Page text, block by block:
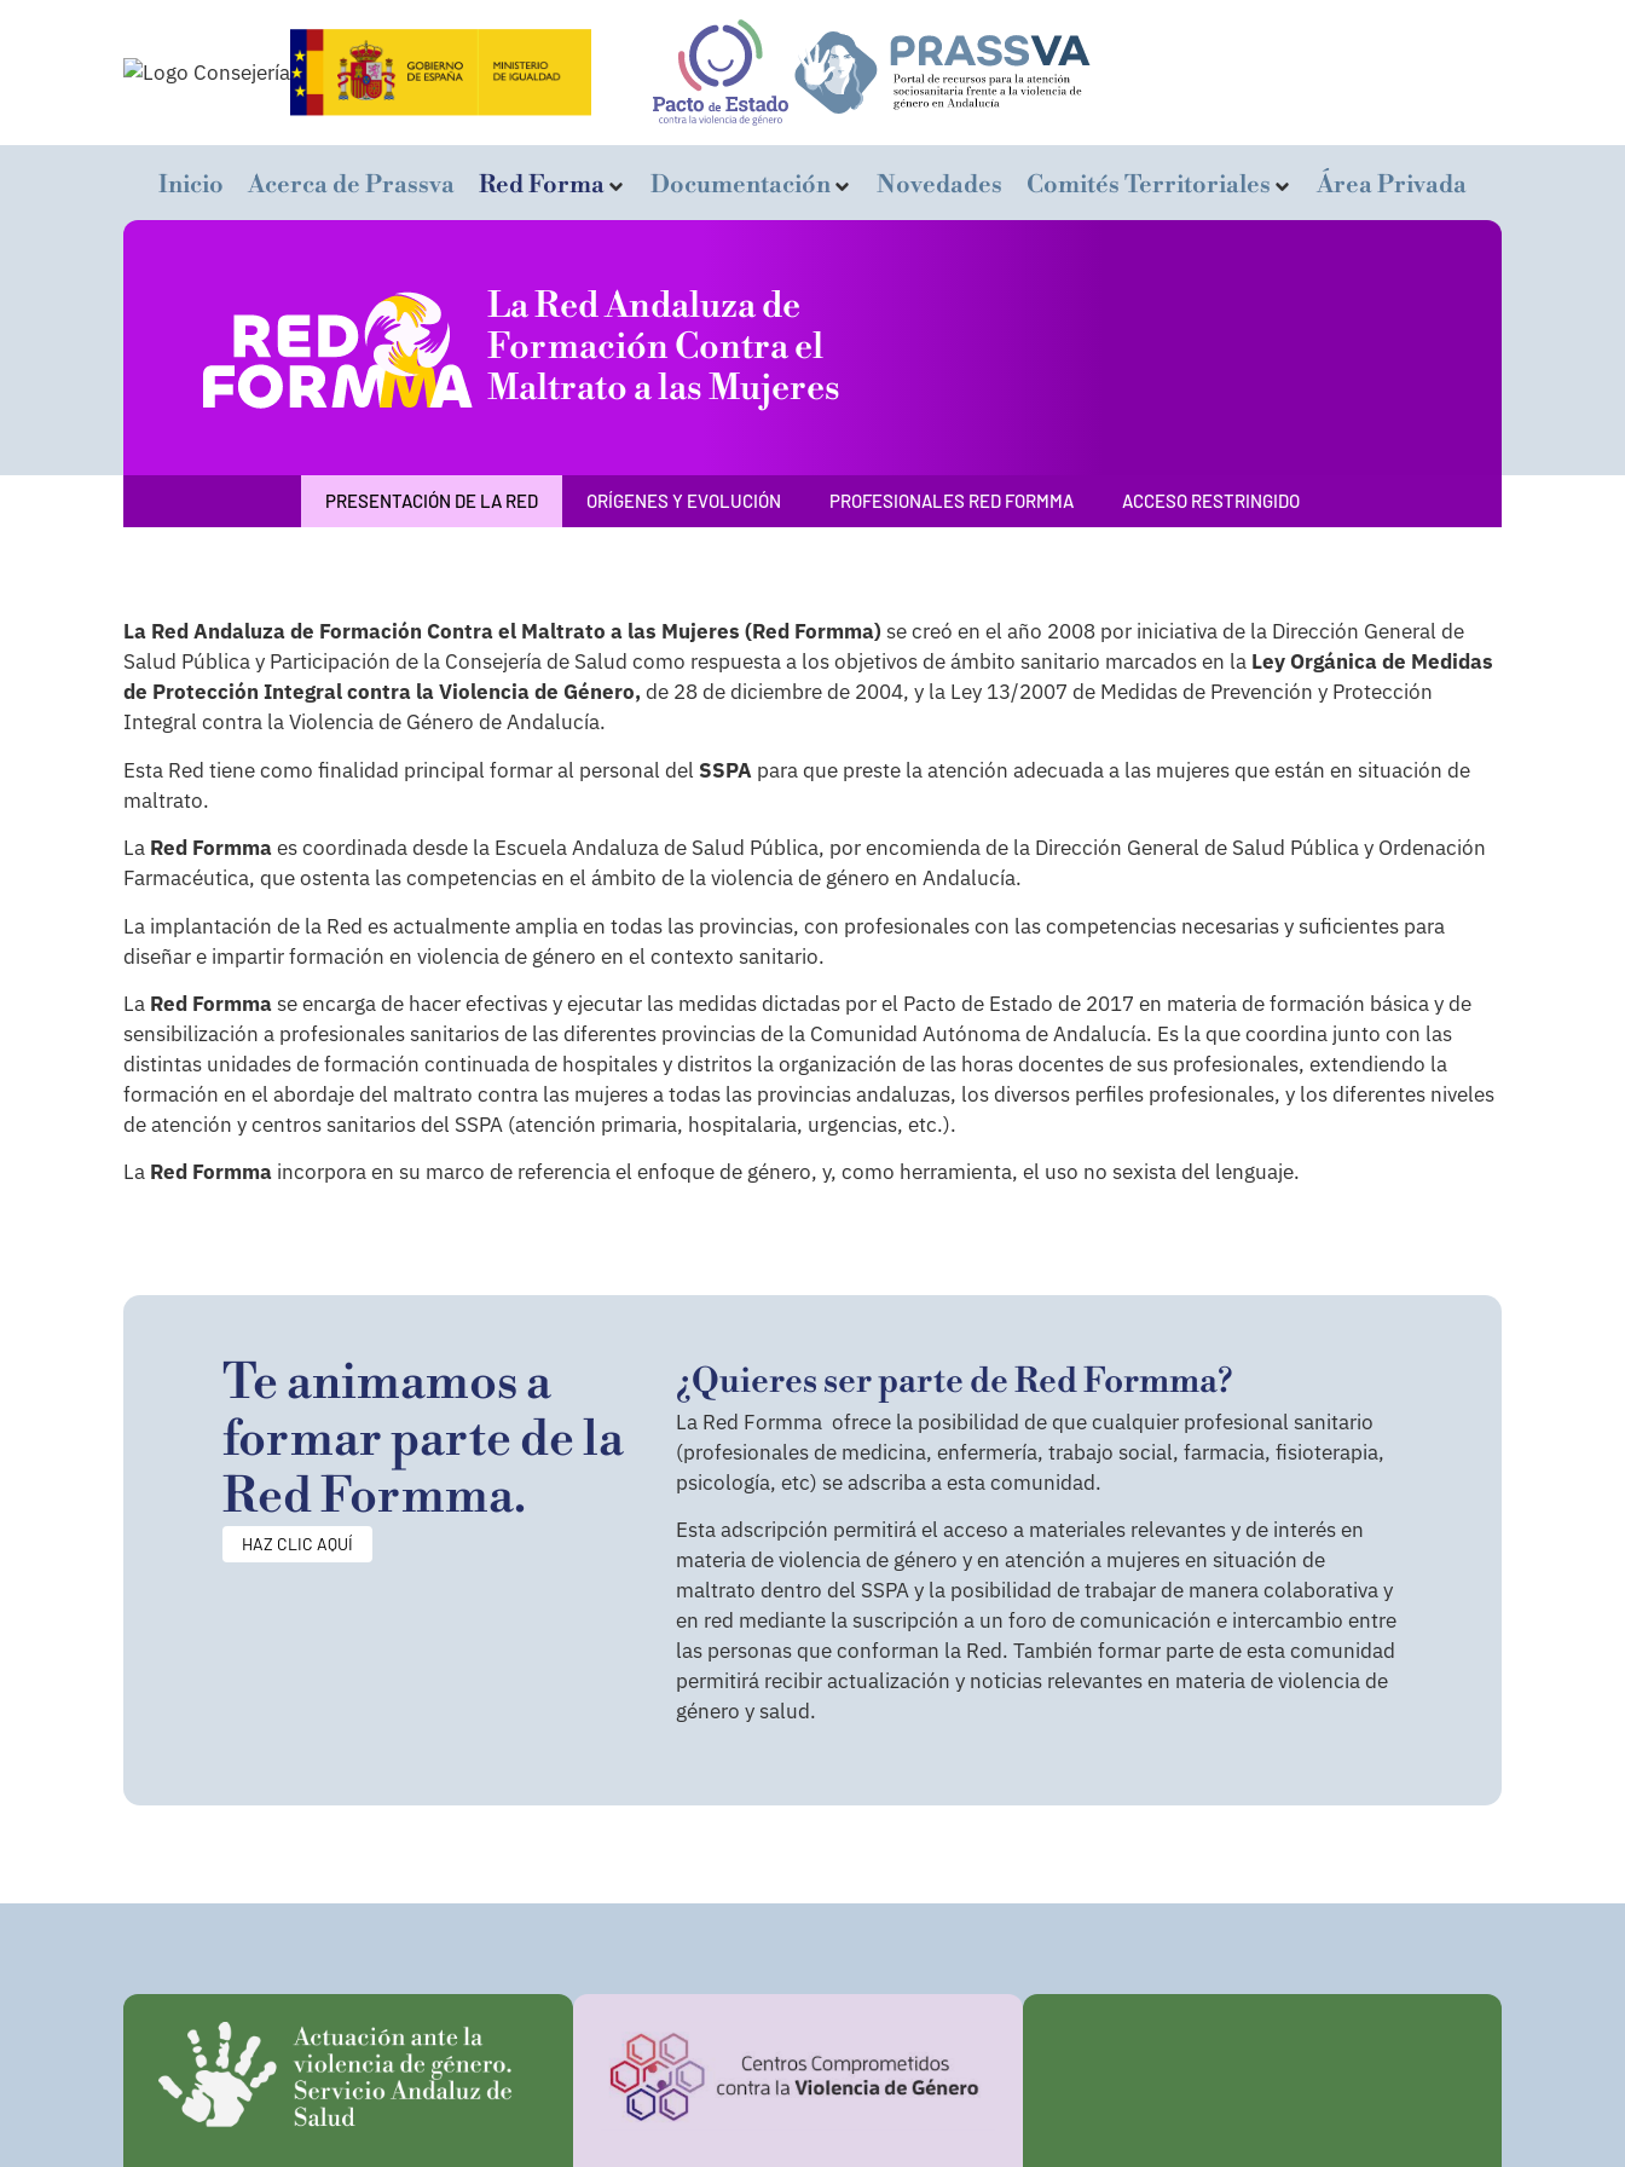
Inicio Acerca de Prassva Red Forma Documentación Novedades Comités Territoriales Área Privada
La Red Andaluza de
Formación Contra el
Maltrato a las Mujeres
PRESENTACIÓN DE LA RED ORÍGENES Y EVOLUCIÓN PROFESIONALES RED FORMMA ACCESO RESTRINGIDO
La Red Andaluza de Formación Contra el Maltrato a las Mujeres (Red Formma) se creó en el año 2008 por iniciativa de la Dirección General de
Salud Pública y Participación de la Consejería de Salud como respuesta a los objetivos de ámbito sanitario marcados en la Ley Orgánica de Medidas
de Protección Integral contra la Violencia de Género, de 28 de diciembre de 2004, y la Ley 13/2007 de Medidas de Prevención y Protección
Integral contra la Violencia de Género de Andalucía.
Esta Red tiene como finalidad principal formar al personal del SSPA para que preste la atención adecuada a las mujeres que están en situación de
maltrato.
La Red Formmaes coordinada desde la Escuela Andaluza de Salud Pública, por encomienda de la Dirección General de Salud Pública y Ordenación
Farmacéutica, que ostenta las competencias en el ámbito de la violencia de género en Andalucía.
La implantación de la Red es actualmente amplia en todas las provincias, con profesionales con las competencias necesarias y suficientes para
diseñar e impartir formación en violencia de género en el contexto sanitario.
La Red Formmase encarga de hacer efectivas y ejecutar las medidas dictadas por el Pacto de Estado de 2017 en materia de formación básica y de
sensibilización a profesionales sanitarios de las diferentes provincias de la Comunidad Autónoma de Andalucía. Es la que coordina junto con las
distintas unidades de formación continuada de hospitales y distritos la organización de las horas docentes de sus profesionales, extendiendo la
formación en el abordaje del maltrato contra las mujeres a todas las provincias andaluzas, los diversos perfiles profesionales, y los diferentes niveles
de atención y centros sanitarios del SSPA (atención primaria, hospitalaria, urgencias, etc.).
La Red Formma incorpora en su marco de referencia el enfoque de género, y, como herramienta, el uso no sexista del lenguaje.
Te animamos a
formar parte de la
Red Formma.
HAZ CLIC AQUÍ
¿Quieres ser parte de Red Formma?
La Red Formma ofrece la posibilidad de que cualquier profesional sanitario
(profesionales de medicina, enfermería, trabajo social, farmacia, fisioterapia,
psicología, etc) se adscriba a esta comunidad.
Esta adscripción permitirá el acceso a materiales relevantes y de interés en
materia de violencia de género y en atención a mujeres en situación de
maltrato dentro del SSPA y la posibilidad de trabajar de manera colaborativa y
en red mediante la suscripción a un foro de comunicación e intercambio entre
las personas que conforman la Red. También formar parte de esta comunidad
permitirá recibir actualización y noticias relevantes en materia de violencia de
género y salud.